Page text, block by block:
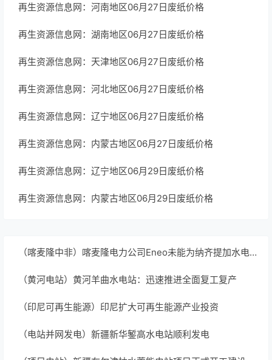
再生资源信息网：河南地区06月27日废纸价格
再生资源信息网：湖南地区06月27日废纸价格
再生资源信息网：天津地区06月27日废纸价格
再生资源信息网：河北地区06月27日废纸价格
再生资源信息网：辽宁地区06月27日废纸价格
再生资源信息网：内蒙古地区06月27日废纸价格
再生资源信息网：辽宁地区06月29日废纸价格
再生资源信息网：内蒙古地区06月29日废纸价格
（喀麦隆中非）喀麦隆电力公司Eneo未能为纳齐提加水电站满负荷运行做好准备
（黄河电站）黄河羊曲水电站：迅速推进全面复工复产
（印尼可再生能源）印尼扩大可再生能源产业投资
（电站并网发电）新疆新华錾高水电站顺利发电